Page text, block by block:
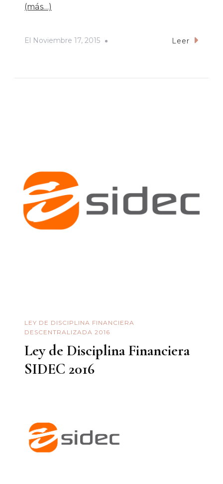
(más…)
El Noviembre 17, 2015 Leer
LEY DE DISCIPLINA FINANCIERA
DESCENTRALIZADA 2016
Ley de Disciplina Financiera
SIDEC 2016